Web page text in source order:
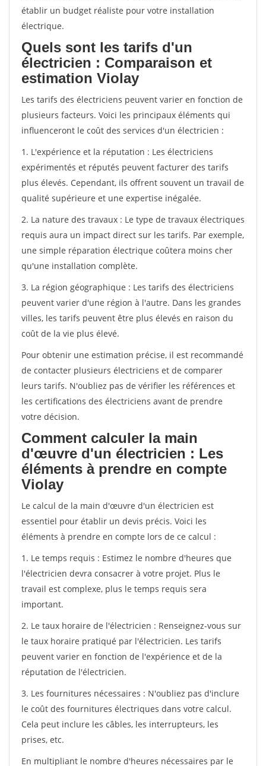
établir un budget réaliste pour votre installation
électrique.
Quels sont les tarifs d'un
électricien : Comparaison et
estimation Violay
Les tarifs des électriciens peuvent varier en fonction de
plusieurs facteurs. Voici les principaux éléments qui
influenceront le coût des services d'un électricien :
1. L'expérience et la réputation : Les électriciens
expérimentés et réputés peuvent facturer des tarifs
plus élevés. Cependant, ils offrent souvent un travail de
qualité supérieure et une expertise inégalée.
2. La nature des travaux : Le type de travaux électriques
requis aura un impact direct sur les tarifs. Par exemple,
une simple réparation électrique coûtera moins cher
qu'une installation complète.
3. La région géographique : Les tarifs des électriciens
peuvent varier d'une région à l'autre. Dans les grandes
villes, les tarifs peuvent être plus élevés en raison du
coût de la vie plus élevé.
Pour obtenir une estimation précise, il est recommandé
de contacter plusieurs électriciens et de comparer
leurs tarifs. N'oubliez pas de vérifier les références et
les certifications des électriciens avant de prendre
votre décision.
Comment calculer la main
d'œuvre d'un électricien : Les
éléments à prendre en compte
Violay
Le calcul de la main d'œuvre d'un électricien est
essentiel pour établir un devis précis. Voici les
éléments à prendre en compte lors de ce calcul :
1. Le temps requis : Estimez le nombre d'heures que
l'électricien devra consacrer à votre projet. Plus le
travail est complexe, plus le temps requis sera
important.
2. Le taux horaire de l'électricien : Renseignez-vous sur
le taux horaire pratiqué par l'électricien. Les tarifs
peuvent varier en fonction de l'expérience et de la
réputation de l'électricien.
3. Les fournitures nécessaires : N'oubliez pas d'inclure
le coût des fournitures électriques dans votre calcul.
Cela peut inclure les câbles, les interrupteurs, les
prises, etc.
En multipliant le nombre d'heures nécessaires par le